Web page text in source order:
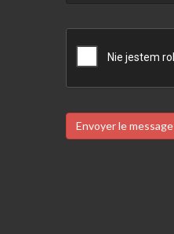
Envoyer le message